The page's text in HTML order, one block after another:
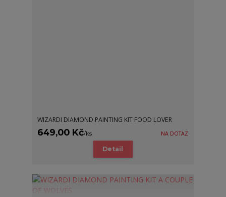
WIZARDI DIAMOND PAINTING KIT FOOD LOVER
649,00 Kč/ks NA DOTAZ
Detail